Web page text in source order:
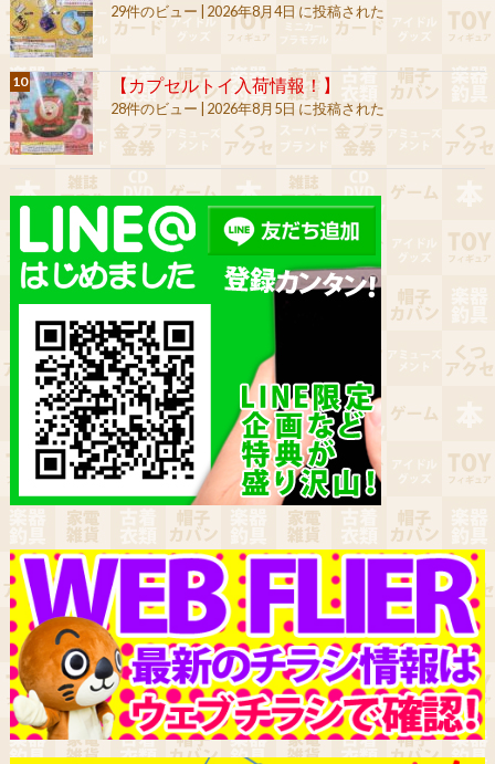
29件のビュー 2026年8月4日 に投稿された
【カプセルトイ入荷情報！】
28件のビュー 2026年8月5日 に投稿された